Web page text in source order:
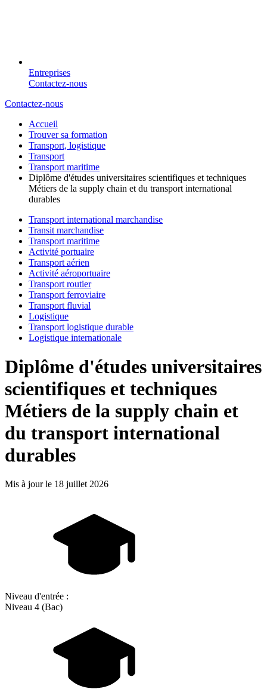
Entreprises
Contactez-nous
Contactez-nous
Accueil
Trouver sa formation
Transport, logistique
Transport
Transport maritime
Diplôme d'études universitaires scientifiques et techniques
Métiers de la supply chain et du transport international
durables
Transport international marchandise
Transit marchandise
Transport maritime
Activité portuaire
Transport aérien
Activité aéroportuaire
Transport routier
Transport ferroviaire
Transport fluvial
Logistique
Transport logistique durable
Logistique internationale
Diplôme d'études universitaires
scientifiques et techniques
Métiers de la supply chain et
du transport international
durables
Mis à jour le 18 juillet 2026
Niveau d'entrée :
Niveau 4 (Bac)